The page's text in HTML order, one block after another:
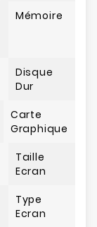
Mémoire
Disque
Dur
Carte
Graphique
Taille
Ecran
Type
Ecran